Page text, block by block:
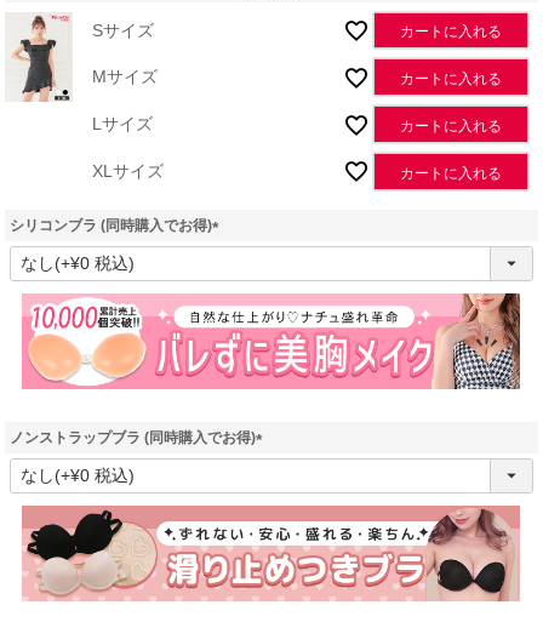
Sサイズ カートに入れる
Mサイズ カートに入れる
Lサイズ カートに入れる
XLサイズ カートに入れる
シリコンブラ (同時購入でお得)
(
須
)
ノンストラップブラ (同時購入でお得)
(
須
)